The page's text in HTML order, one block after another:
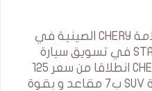
انطلقت الوكيل الرسمي لعلامة CHERY الصينية في
تونس شركة STA CHERY Tunisie في تسويق سيارة
CHERY TIGGO 8 PRO FIRST CLASS انطلاقا من سعر 125
الف دينار.وهي سيارة من قئة SUV ب7 مقاعد و بقوة